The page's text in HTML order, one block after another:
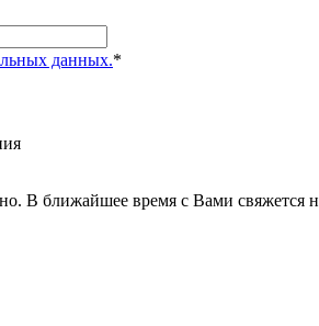
данных.*
В ближайшее время с Вами свяжется